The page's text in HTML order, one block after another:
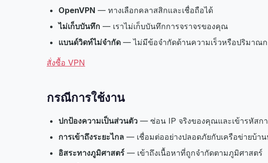
OpenVPN — ทางเลือกคลาสสิกและเชื่อถือได้
ไม่เก็บบันทึก — เราไม่เก็บบันทึกการจราจรของคุณ
แบนด์วิดท์ไม่จำกัด — ไม่มีข้อจำกัดด้านความเร็วหรือปริมาณก
สั่งซื้อ VPN
กรณีการใช้งาน
ปกป้องความเป็นส่วนตัว — ซ่อน IP จริงของคุณและเข้ารหัสก
การเข้าถึงระยะไกล — เชื่อมต่ออย่างปลอดภัยกับเครือข่ายบ้า
อิสระทางภูมิศาสตร์ — เข้าถึงเนื้อหาที่ถูกจำกัดตามภูมิศาสตร์